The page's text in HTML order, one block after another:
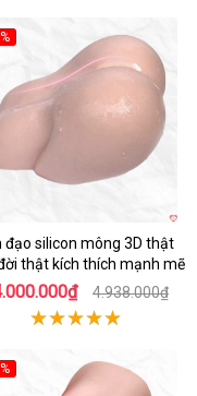
đạo silicon mông 3D thật
thật kích thích mạnh mẽ
4.938.000₫